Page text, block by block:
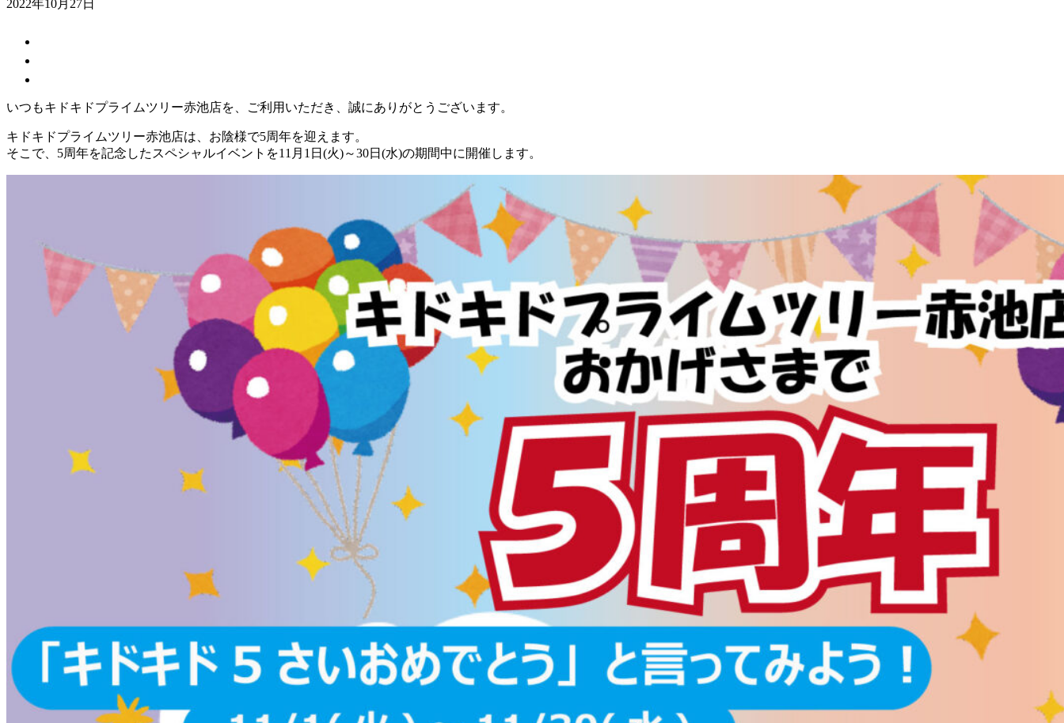
2022年10月27日
いつもキドキドプライムツリー赤池店を、ご利用いただき、誠にありがとうございます。
キドキドプライムツリー赤池店は、お陰様で5周年を迎えます。
そこで、5周年を記念したスペシャルイベントを11月1日(火)～30日(水)の期間中に開催します。